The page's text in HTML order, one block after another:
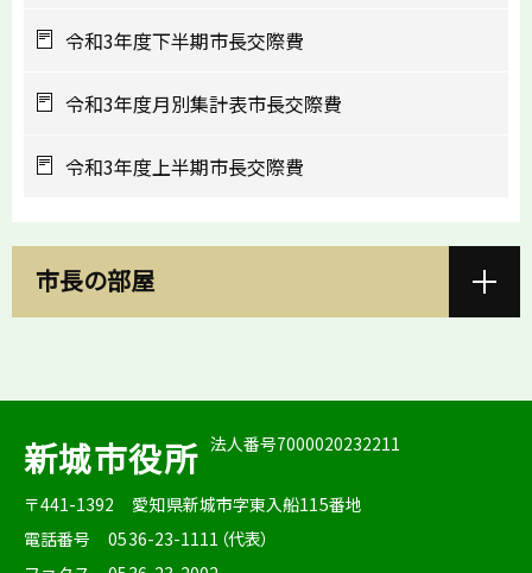
令和3年度下半期市長交際費
令和3年度月別集計表市長交際費
令和3年度上半期市長交際費
市長の部屋
新城市役所 法人番号7000020232211
〒441-1392
愛知県新城市字東入船115番地
電話番号
0536-23-1111（代表）